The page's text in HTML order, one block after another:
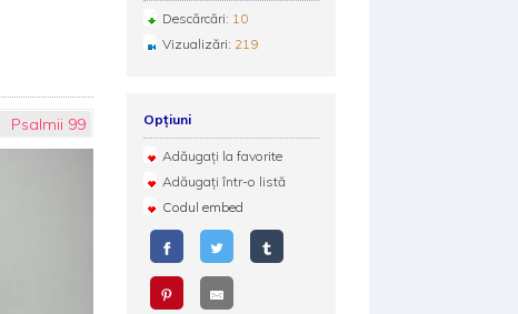
Psalmii 99
Descărcări: 10
Vizualizări: 219
Opțiuni
Adăugați la favorite
Adăugați într-o listă
Codul embed